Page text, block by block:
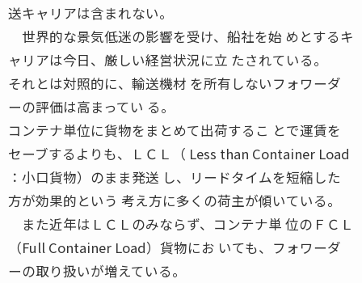
送キャリアは含まれない。
世界的な景気低迷の影響を受け、船社を始 めとするキ
ャリアは今日、厳しい経営状況に立 たされている。
それとは対照的に、輸送機材 を所有しないフォワーダ
ーの評価は高まってい る。
コンテナ単位に貨物をまとめて出荷するこ とで運賃を
セーブするよりも、ＬＣＬ（ Less than Container Load
：小口貨物）のまま発送 し、リードタイムを短縮した
方が効果的という 考え方に多くの荷主が傾いている。
また近年はＬＣＬのみならず、コンテナ単 位のＦＣＬ
（Full Container Load）貨物にお いても、フォワーダ
ーの取り扱いが増えている。